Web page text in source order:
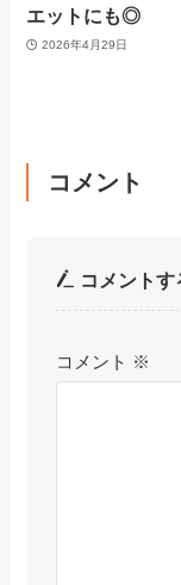
エットにも◎
2026年4月29日
コメント
コメントす
コメント ※